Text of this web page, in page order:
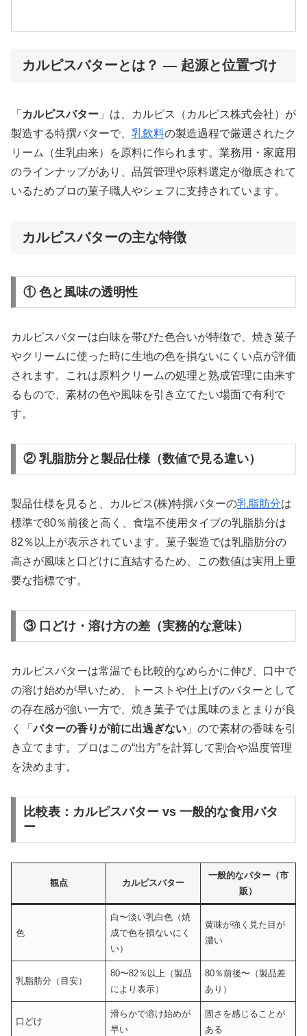
カルピスバターとは？ — 起源と位置づけ
「 カルピスバター 」は、カルピス（カルピス株式会社）が
製造する特撰バターで、 乳飲料の製造過程で厳選されたク
リーム（生乳由来）を原料に作られます。業務用・家庭用
のラインナップがあり、品質管理や原料選定が徹底されて
いるためプロの菓子職人やシェフに支持されています。
カルピスバターの主な特徴
① 色と風味の透明性
カルピスバターは白味を帯びた色合いが特徴で、焼き菓子
やクリームに使った時に生地の色を損ないにくい点が評価
されます。これは原料クリームの処理と熟成管理に由来す
るもので、素材の色や風味を引き立てたい場面で有利で
す。
② 乳脂肪分と製品仕様（数値で見る違い）
製品仕様を見ると、カルピス(株)特撰バターの乳脂肪分は
標準で80％前後と高く、食塩不使用タイプの乳脂肪分は
82％以上が表示されています。菓子製造では乳脂肪分の
高さが風味と口どけに直結するため、この数値は実用上重
要な指標です。
③ 口どけ・溶け方の差（実務的な意味）
カルピスバターは常温でも比較的なめらかに伸び、口中で
の溶け始めが早いため、トーストや仕上げのバターとして
の存在感が強い一方で、焼き菓子では風味のまとまりが良
く「バターの香りが前に出過ぎない 」ので素材の香味を引
き立てます。プロはこの“出方”を計算して割合や温度管理
を決めます。
比較表：カルピスバター vs 一般的な食用バタ
ー
観点 カルピスバター
一般的なバター（市
販）
色
白〜淡い乳白色（焼
成で色を損ないにく
い）
黄味が強く見た目が
濃い
乳脂肪分（目安）
80〜82％以上（製品
により表示）
80％前後〜（製品差
あり）
口どけ
滑らかで溶け始めが
早い
固さを感じることが
ある